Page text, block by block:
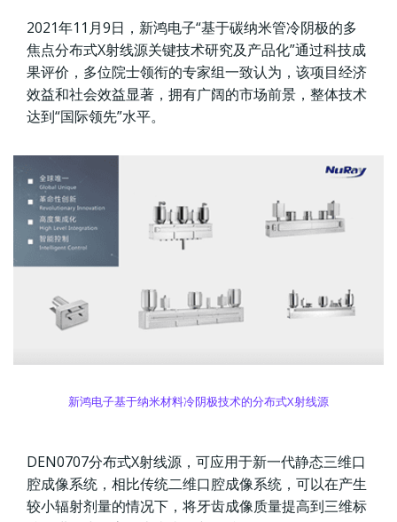
2021年11月9日，新鸿电子“基于碳纳米管冷阴极的多
焦点分布式X射线源关键技术研究及产品化”通过科技成
果评价，多位院士领衔的专家组一致认为，该项目经济
效益和社会效益显著，拥有广阔的市场前景，整体技术
达到“国际领先”水平。
新鸿电子基于纳米材料冷阴极技术的分布式X射线源
DEN0707分布式X射线源，可应用于新一代静态三维口
腔成像系统，相比传统二维口腔成像系统，可以在产生
较小辐射剂量的情况下，将牙齿成像质量提高到三维标